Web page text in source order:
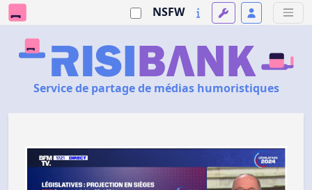
NSFW
Service de partage de médias humoristiques